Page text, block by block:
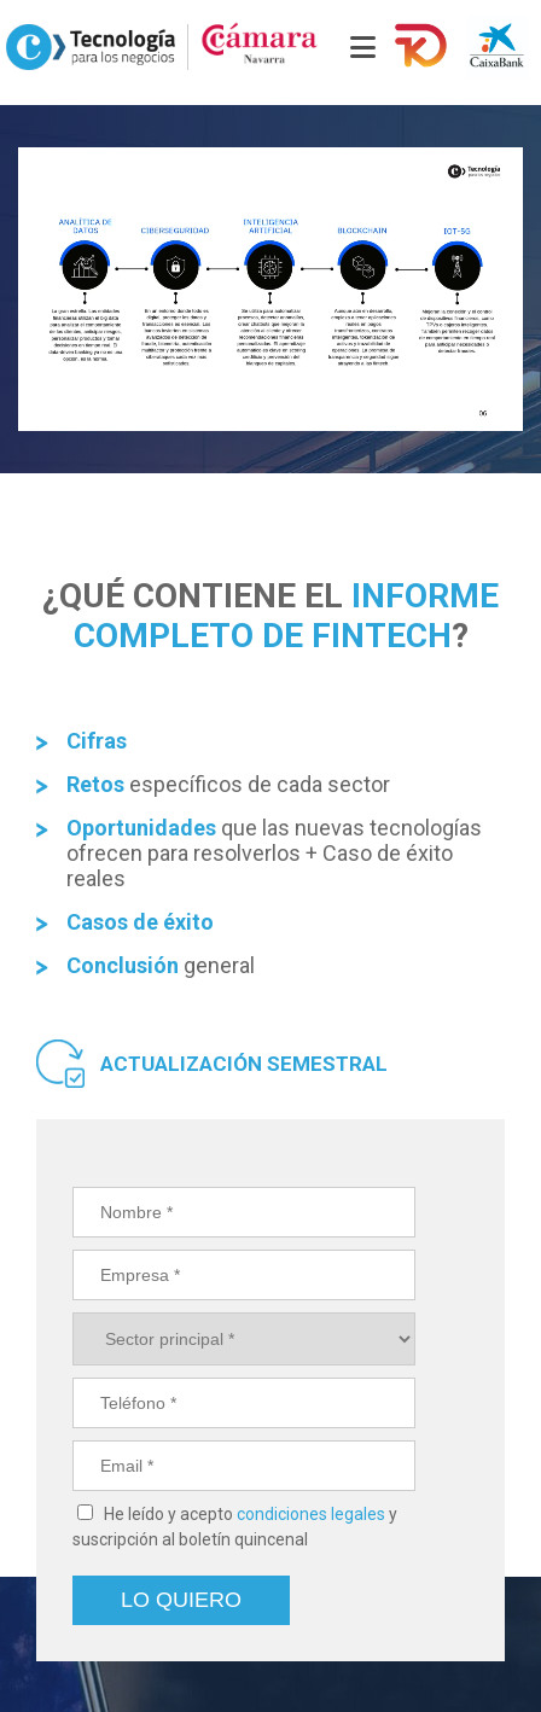
¿QUÉ CONTIENE EL INFORME
COMPLETO DE FINTECH?
Cifras
Retos específicos de cada sector
Oportunidades que las nuevas tecnologías
ofrecen para resolverlos + Caso de éxito
reales
Casos de éxito
Conclusión general
ACTUALIZACIÓN SEMESTRAL
He leído y acepto condiciones legales y
suscripción al boletín quincenal